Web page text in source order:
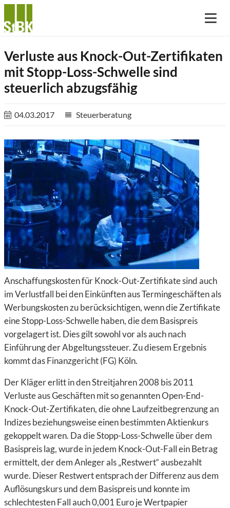
Verluste aus Knock-Out-Zertifikaten
mit Stopp-Loss-Schwelle sind
steuerlich abzugsfähig
04.03.2017 reorder Steuerberatung
Anschaffungskosten für Knock-Out-Zertifikate sind auch
im Verlustfall bei den Einkünften aus Termingeschäften als
Werbungskosten zu berücksichtigen, wenn die Zertifikate
eine Stopp-Loss-Schwelle haben, die dem Basispreis
vorgelagert ist. Dies gilt sowohl vor als auch nach
Einführung der Abgeltungssteuer. Zu diesem Ergebnis
kommt das Finanzgericht (FG) Köln.
Der Kläger erlitt in den Streitjahren 2008 bis 2011
Verluste aus Geschäften mit so genannten Open-End-
Knock-Out-Zertifikaten, die ohne Laufzeitbegrenzung an
Indizes beziehungsweise einen bestimmten Aktienkurs
gekoppelt waren. Da die Stopp-Loss-Schwelle über dem
Basispreis lag, wurde in jedem Knock-Out-Fall ein Betrag
ermittelt, der dem Anleger als „Restwert“ ausbezahlt
wurde. Dieser Restwert entsprach der Differenz aus dem
Auflösungskurs und dem Basispreis und konnte im
schlechtesten Fall auch 0,001 Euro je Wertpapier